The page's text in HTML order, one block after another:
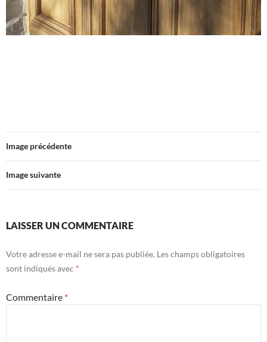
Image précédente
Image suivante
LAISSER UN COMMENTAIRE
Votre adresse e-mail ne sera pas publiée. Les champs obligatoires
sont indiqués avec *
Commentaire *